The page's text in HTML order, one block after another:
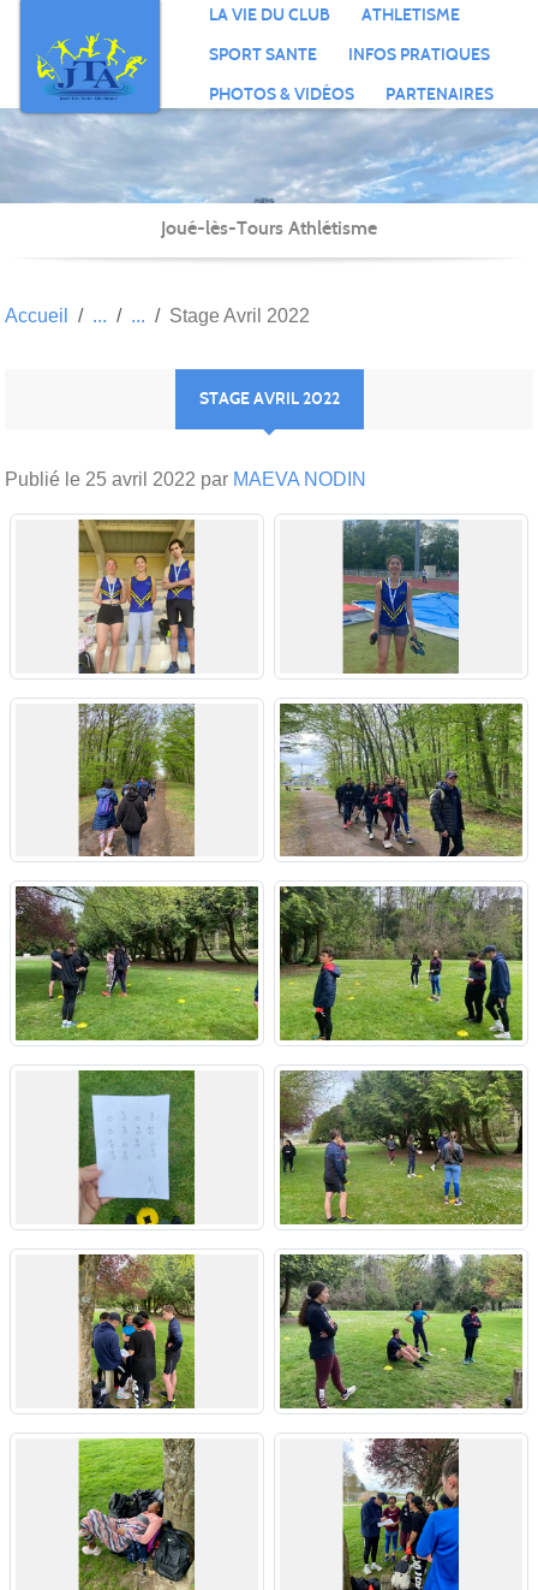
LA VIE DU CLUB
ATHLETISME
SPORT SANTE
INFOS PRATIQUES
PHOTOS & VIDÉOS
PARTENAIRES
Joué-lès-Tours Athlétisme
Accueil Stage Avril 2022
STAGE AVRIL 2022
Publié le 25 avril 2022 par MAEVA NODIN
Panneau de gestion des cookies